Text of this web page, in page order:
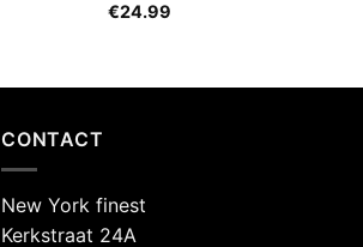
€24.99
CONTACT
New York finest
Kerkstraat 24A